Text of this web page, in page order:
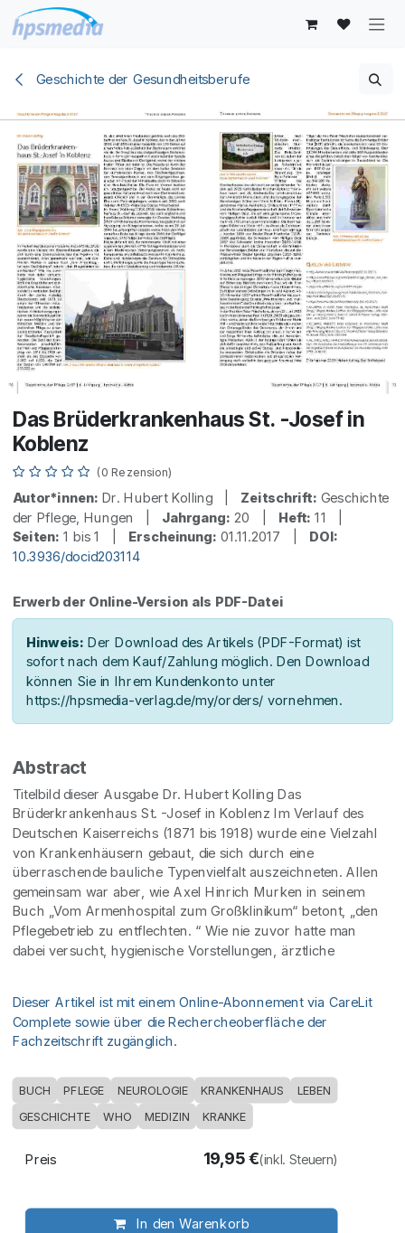
Zum Inhalt springen
Geschichte der Gesundheitsberufe
Das Brüderkrankenhaus St. -Josef in
Koblenz
(0 Rezension)
Autor*innen: Dr. Hubert Kolling | Zeitschrift: Geschichte
der Pflege, Hungen | Jahrgang: 20 | Heft: 11 |
Seiten: 1 bis 1 | Erscheinung: 01.11.2017 | DOI:
10.3936/docid203114
Erwerb der Online-Version als PDF-Datei
Hinweis: Der Download des Artikels (PDF-Format) ist
sofort nach dem Kauf/Zahlung möglich. Den Download
können Sie in Ihrem Kundenkonto unter
https://hpsmedia-verlag.de/my/orders/ vornehmen.
Abstract
Titelbild dieser Ausgabe Dr. Hubert Kolling Das
Brüderkrankenhaus St. -Josef in Koblenz Im Verlauf des
Deutschen Kaiserreichs (1871 bis 1918) wurde eine Vielzahl
von Krankenhäusern gebaut, die sich durch eine
überraschende bauliche Typenvielfalt auszeichneten. Allen
gemeinsam war aber, wie Axel Hinrich Murken in seinem
Buch „Vom Armenhospital zum Großklinikum“ betont, „den
Pflegebetrieb zu entflechten. “ Wie nie zuvor hatte man
dabei versucht, hygienische Vorstellungen, ärztliche
Dieser Artikel ist mit einem Online-Abonnement via CareLit
Complete sowie über die Rechercheoberfläche der
Fachzeitschrift zugänglich.
BUCH PFLEGE NEUROLOGIE KRANKENHAUS
LEBEN
GESCHICHTE
WHO MEDIZIN KRANKE
In den Warenkorb
Preis 19,95€(inkl. Steuern)